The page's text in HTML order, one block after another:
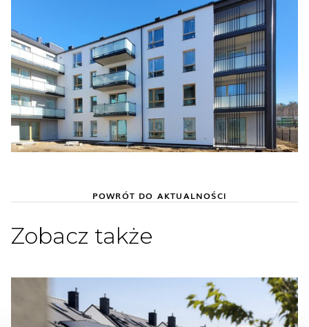
POWRÓT DO AKTUALNOŚCI
Zobacz także